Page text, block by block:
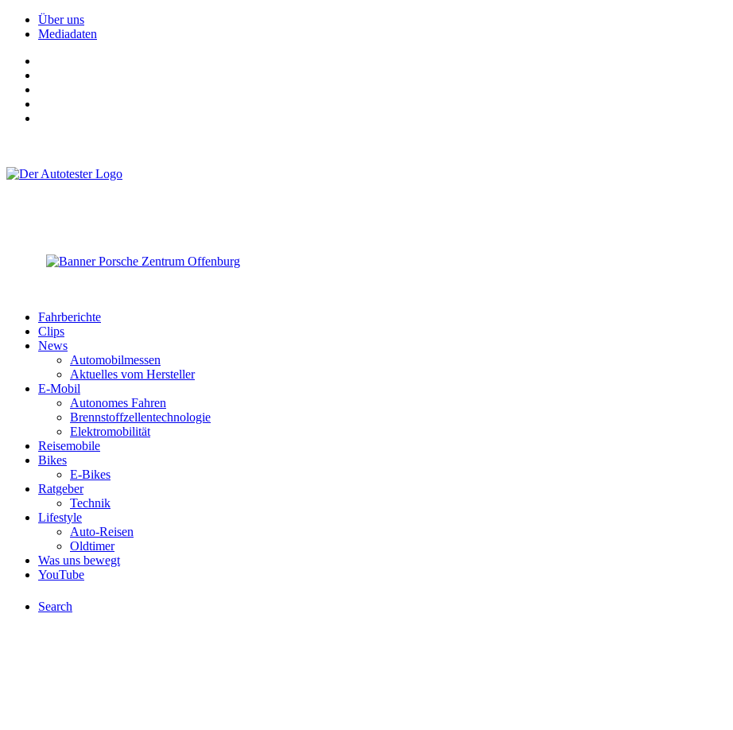
Über uns
Mediadaten
Fahrberichte
Clips
News
Automobilmessen
Aktuelles vom Hersteller
E-Mobil
Autonomes Fahren
Brennstoffzellentechnologie
Elektromobilität
Reisemobile
Bikes
E-Bikes
Ratgeber
Technik
Lifestyle
Auto-Reisen
Oldtimer
Was uns bewegt
YouTube
Search